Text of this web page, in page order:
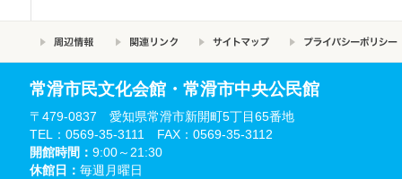
常滑市民文化会館・常滑市中央公民館
〒479-0837 愛知県常滑市新開町5丁目65番地
TEL：0569-35-3111 FAX：0569-35-3112
開館時間： 9:00～21:30
休館日： 毎週月曜日